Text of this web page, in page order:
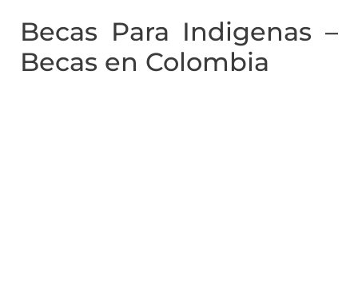
Becas Para Indigenas –
Becas en Colombia